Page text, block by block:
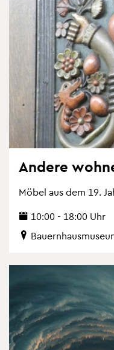
An­de­re
Möbel aus dem 19.
10:00 - 18:00 Uhr